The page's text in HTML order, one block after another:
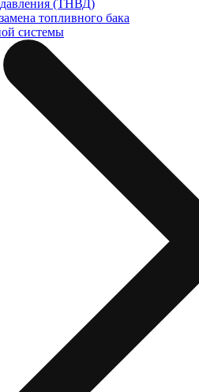
(ТНВД)
топливного бака
системы